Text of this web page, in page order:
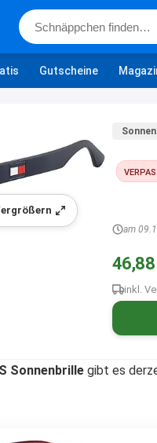
Gutscheine
am
inkl.
Sonnenbrille gibt es